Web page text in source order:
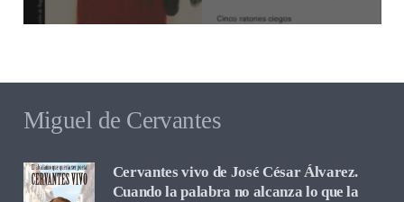
Miguel de Cervantes
Cervantes vivo de José César Álvarez.
Cuando la palabra no alcanza lo que la